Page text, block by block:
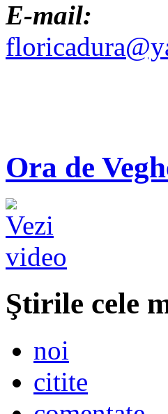
E-mail:
Ora de
Ştirile cele
noi
citite